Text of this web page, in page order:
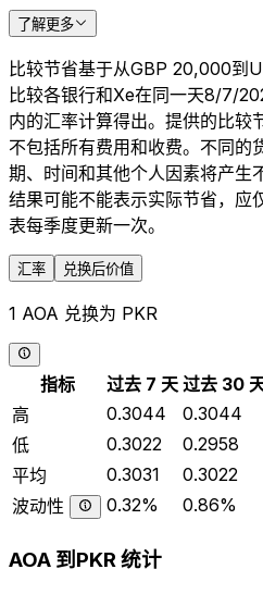
了解更多
比较节省基于从GBP 20,000到
比较各银行和Xe在同一天8/7/
内的汇率计算得出。提供的比较
不包括所有费用和收费。不同的
期、时间和其他个人因素将产生
结果可能不能表示实际节省，应
表每季度更新一次。
汇率 兑换后价值
1 AOA 兑换为 PKR
指标 过去 7 天 过去 30
高
0.3044 0.3044
低
0.3022 0.2958
平均
0.3031 0.3022
波动性
0.32% 0.86%
AOA 到PKR 统计